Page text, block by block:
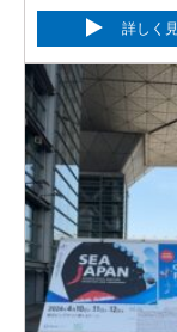
詳しく